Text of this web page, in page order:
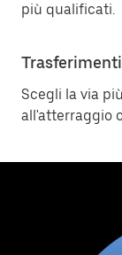
più qualificati.
Scegli la via
all'atterraggio